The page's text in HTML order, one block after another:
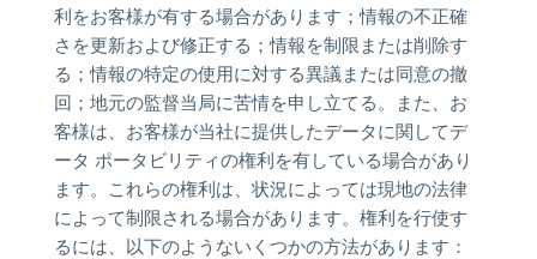
利をお客様が有する場合があります；情報の不正確
さを更新および修正する；情報を制限または削除す
る；情報の特定の使用に対する異議または同意の撤
回；地元の監督当局に苦情を申し立てる。また、お
客様は、お客様が当社に提供したデータに関してデ
ータ ポータビリティの権利を有している場合があり
ます。これらの権利は、状況によっては現地の法律
によって制限される場合があります。権利を行使す
るには、以下のようないくつかの方法があります：